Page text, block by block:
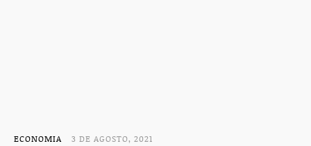
ECONOMIA 3 DE AGOSTO, 2021